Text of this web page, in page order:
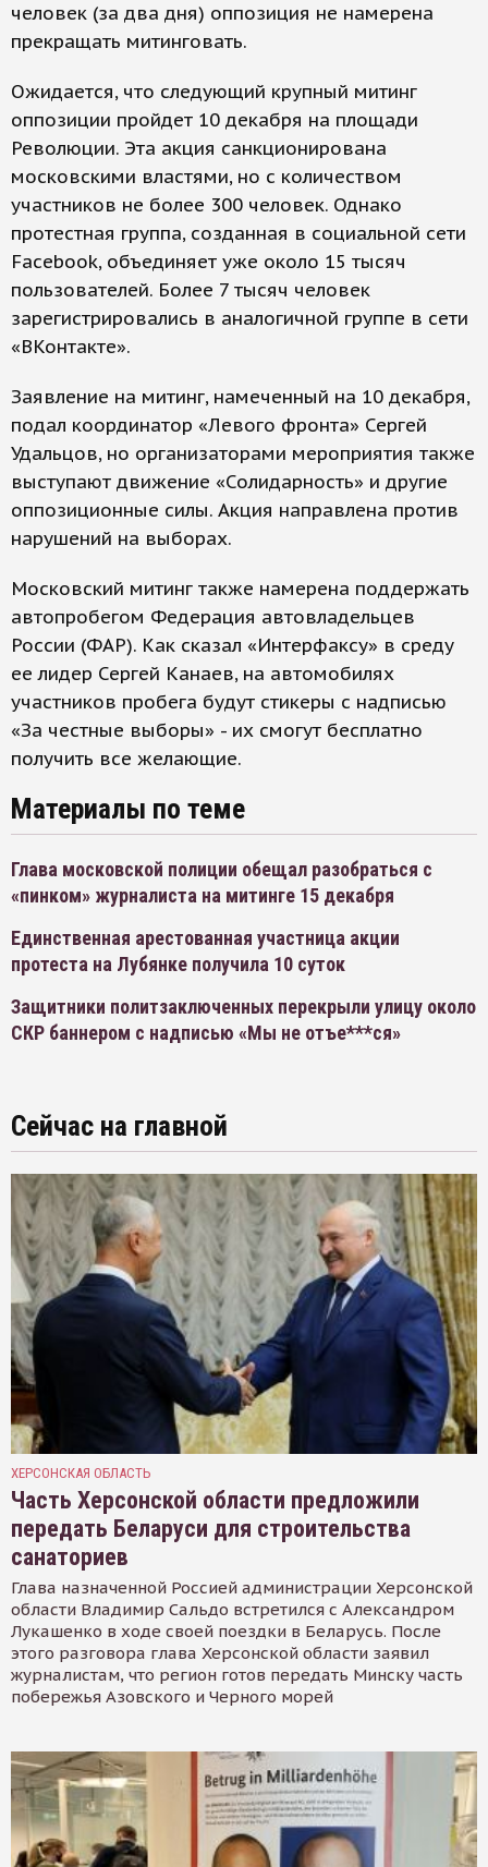
человек (за два дня) оппозиция не намерена
прекращать митинговать.
Ожидается, что следующий крупный митинг
оппозиции пройдет 10 декабря на площади
Революции. Эта акция санкционирована
московскими властями, но с количеством
участников не более 300 человек. Однако
протестная группа, созданная в социальной сети
Facebook, объединяет уже около 15 тысяч
пользователей. Более 7 тысяч человек
зарегистрировались в аналогичной группе в сети
«ВКонтакте».
Заявление на митинг, намеченный на 10 декабря,
подал координатор «Левого фронта» Сергей
Удальцов, но организаторами мероприятия также
выступают движение «Солидарность» и другие
оппозиционные силы. Акция направлена против
нарушений на выборах.
Московский митинг также намерена поддержать
автопробегом Федерация автовладельцев
России (ФАР). Как сказал «Интерфаксу» в среду
ее лидер Сергей Канаев, на автомобилях
участников пробега будут стикеры с надписью
«За честные выборы» - их смогут бесплатно
получить все желающие.
Материалы по теме
Глава московской полиции обещал разобраться с
«пинком» журналиста на митинге 15 декабря
Единственная арестованная участница акции
протеста на Лубянке получила 10 суток
Защитники политзаключенных перекрыли улицу около
СКР баннером с надписью «Мы не отъе***ся»
Сейчас на главной
ХЕРСОНСКАЯ ОБЛАСТЬ
Часть Херсонской области предложили
передать Беларуси для строительства
санаториев
Глава назначенной Россией администрации Херсонской
области Владимир Сальдо встретился с Александром
Лукашенко в ходе своей поездки в Беларусь. После
этого разговора глава Херсонской области заявил
журналистам, что регион готов передать Минску часть
побережья Азовского и Черного морей